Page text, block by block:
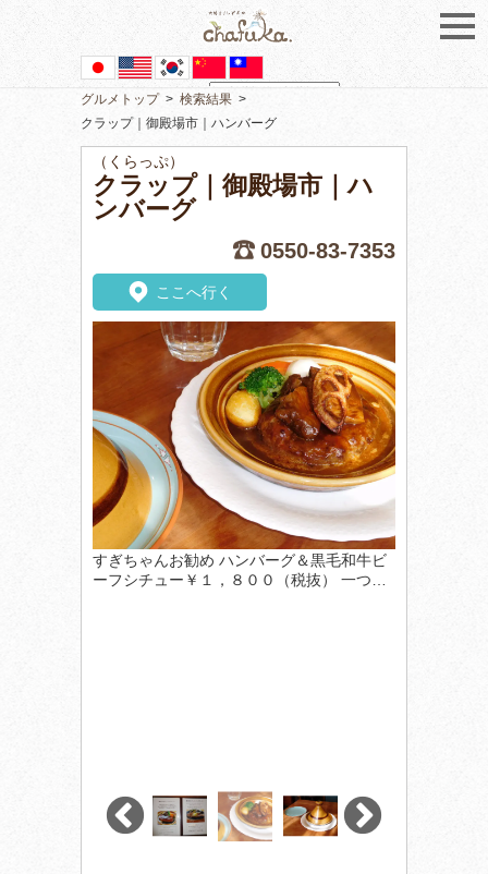
Powered by
グルメトップ> 検索結果 >
クラップ｜御殿場市｜ハンバーグ
（くらっぷ）
クラップ｜御殿場市｜ハ
ンバーグ
0550-83-7353
ここへ行く
すぎちゃんお勧め ハンバーグ＆黒毛和牛ビ
ーフシチュー￥１，８００（税抜） 一つ…